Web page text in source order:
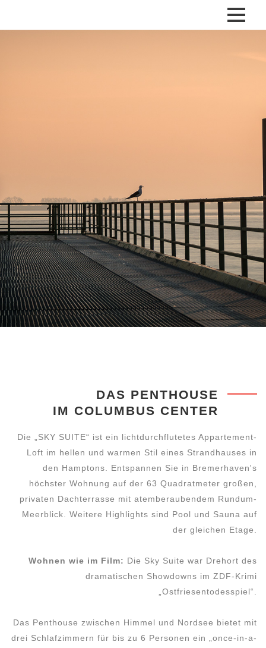
DAS PENTHOUSE
IM COLUMBUS CENTER
Die „SKY SUITE“ ist ein lichtdurchflutetes Appartement-
Loft im hellen und warmen Stil eines Strandhauses in
den Hamptons. Entspannen Sie in Bremerhaven's
höchster Wohnung auf der 63 Quadratmeter großen,
privaten Dachterrasse mit atemberaubendem Rundum-
Meerblick. Weitere Highlights sind Pool und Sauna auf
der gleichen Etage.
Wohnen wie im Film: Die Sky Suite war Drehort des
dramatischen Showdowns im ZDF-Krimi
„Ostfriesentodesspiel“.
Das Penthouse zwischen Himmel und Nordsee bietet mit
drei Schlafzimmern für bis zu 6 Personen ein „once-in-a-